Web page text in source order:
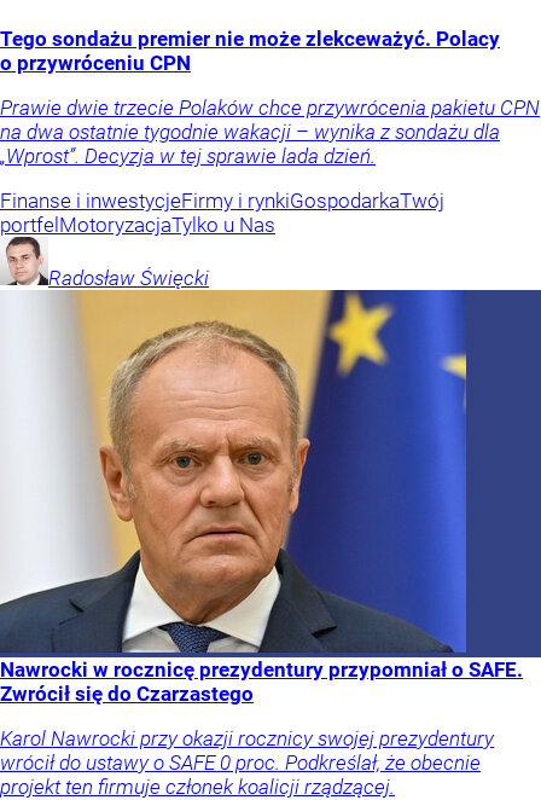
Tego sondażu premier nie może zlekceważyć. Polacy
o przywróceniu CPN
Prawie dwie trzecie Polaków chce przywrócenia pakietu CPN
na dwa ostatnie tygodnie wakacji – wynika z sondażu dla
„Wprost”. Decyzja w tej sprawie lada dzień.
Finanse i inwestycjeFirmy i rynkiGospodarkaTwój
portfelMotoryzacjaTylko u Nas
Radosław Święcki
Nawrocki w rocznicę prezydentury przypomniał o SAFE.
Zwrócił się do Czarzastego
Karol Nawrocki przy okazji rocznicy swojej prezydentury
wrócił do ustawy o SAFE 0 proc. Podkreślał, że obecnie
projekt ten firmuje członek koalicji rządzącej.